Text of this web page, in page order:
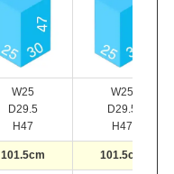
W25
D29.5
H47
W25
D29.5
H47
101.5cm 101.5cm